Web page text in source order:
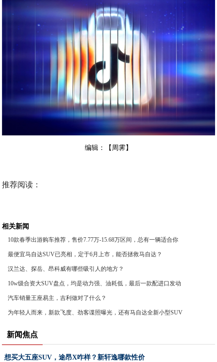
编辑：【周霁】
推荐阅读：
相关新闻
10款春季出游购车推荐，售价7.77万-15.68万区间，总有一辆适合你
最便宜马自达SUV已亮相，定于6月上市，能否拯救马自达？
汉兰达、探岳、昂科威有哪些吸引人的地方？
10w级合资大SUV盘点，均是动力强、油耗低，最后一款配进口发动
机
汽车销量王座易主，吉利做对了什么？
为年轻人而来，新款飞度、劲客谍照曝光，还有马自达全新小型SUV
新闻焦点
想买大五座SUV，途昂X咋样？新轩逸哪款性价